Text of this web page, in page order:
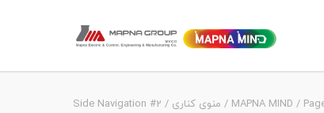
MAPNA MIND /
/ منوی کناری /
Side Navigation #2